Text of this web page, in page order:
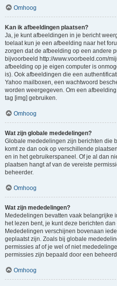
Omhoog
Kan ik afbeeldingen plaatsen?
Ja, je kunt afbeeldingen in je bericht
toelaat kun je een afbeelding naar het
zorgen dat de afbeelding op een andere
bijvoorbeeld http://www.voorbeeld.com/
afbeelding op je eigen computer is
is). Ook afbeeldingen die een
Yahoo mailboxen, een wachtwoord
worden weergegeven. Om een
tag [img] gebruiken.
Omhoog
Wat zijn globale mededelingen?
Globale mededelingen zijn berichten die
komt ze dan ook op verschillende
en in het gebruikerspaneel. Of je al dan
plaatsen hangt af van de vereiste
beheerder.
Omhoog
Wat zijn mededelingen?
Mededelingen bevatten vaak belangrijke
het lezen bent, je kunt deze berichten
Mededelingen verschijnen bovenaan
geplaatst zijn. Zoals bij globale
permissies af of je wel of niet
permissies zijn bepaald door een
Omhoog